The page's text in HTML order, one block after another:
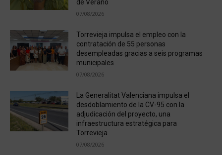
de Verano
07/08/2026
Torrevieja impulsa el empleo con la
contratación de 55 personas
desempleadas gracias a seis programas
municipales
07/08/2026
La Generalitat Valenciana impulsa el
desdoblamiento de la CV-95 con la
adjudicación del proyecto, una
infraestructura estratégica para
Torrevieja
07/08/2026